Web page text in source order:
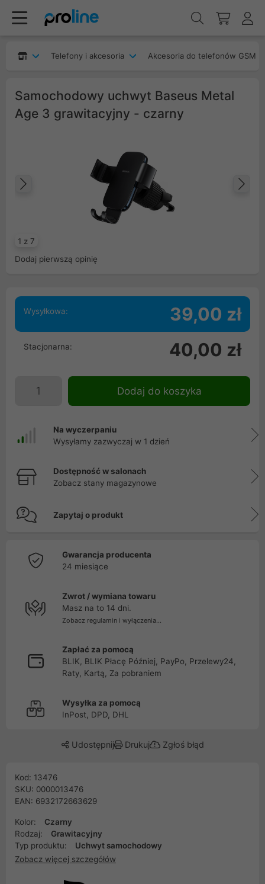
Telefony i akcesoria Akcesoria do telefonów GSM
Samochodowy uchwyt Baseus Metal
Age 3 grawitacyjny - czarny
1 z 7
Poprzedni
Dodaj pierwszą opinię
Wysyłkowa: 39,00 zł
Stacjonarna: 40,00 zł
Dodaj do koszyka
Na wyczerpaniu
Wysyłamy zazwyczaj w 1 dzień
Dostępność w salonach
Zobacz stany magazynowe
Zapytaj o produkt
Gwarancja producenta
24 miesiące
Zwrot / wymiana towaru
Masz na to 14 dni.
Zobacz regulamin i wyłączenia...
Zapłać za pomocą
BLIK, BLIK Płacę Później, PayPo, Przelewy24,
Raty, Kartą, Za pobraniem
Wysyłka za pomocą
InPost, DPD, DHL
Udostępnij Drukuj Zgłoś błąd
Kod: 13476
SKU: 0000013476
EAN: 6932172663629
Kolor:
Czarny
Rodzaj:
Grawitacyjny
Typ produktu:
Uchwyt samochodowy
Zobacz więcej szczegółów